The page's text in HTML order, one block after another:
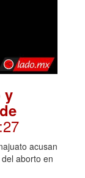
y
acusan
aborto en